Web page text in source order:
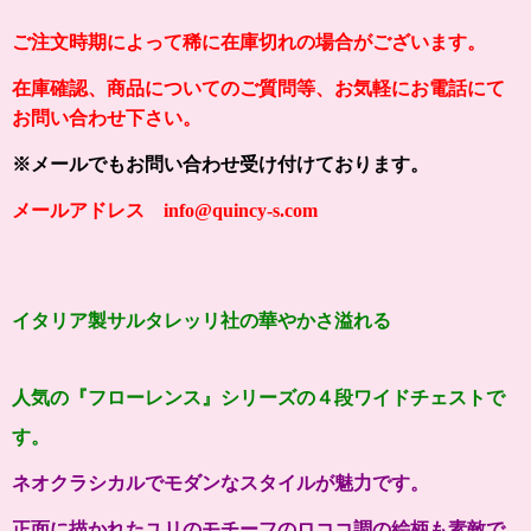
ご注文時期によって稀に在庫切れの場合がございます。
在庫確認、商品についてのご質問等、お気軽にお電話にて
お問い合わせ下さい。
※メールでもお問い合わせ受け付けております。
メールアドレス info@quincy-s.com
イタリア製サルタレッリ社の華やかさ溢れる
人気の 『フローレンス 』シリーズの４段ワイドチェストで
す。
ネオクラシカルでモダンなスタイルが魅力です。